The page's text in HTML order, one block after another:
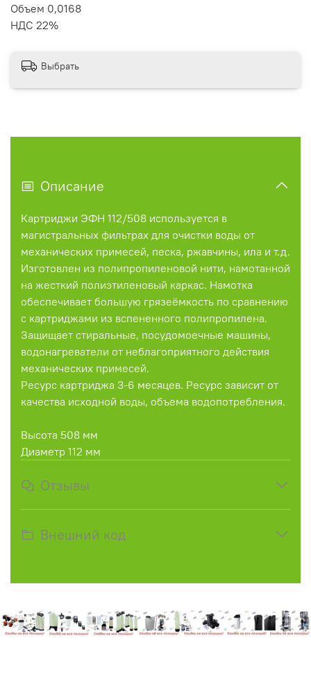
Объем 0,0168
НДС 22%
Выбрать
Описание
Картриджи ЭФН 112/508 используется в
магистральных фильтрах для очистки воды от
механических примесей, песка, ржавчины, ила и т.д.
Изготовлен из полипропиленовой нити, намотанной
на жесткий полиэтиленовый каркас. Намотка
обеспечивает большую грязеёмкость по сравнению
с картриджами из вспененного полипропилена.
Защищает стиральные, посудомоечные машины,
водонагреватели от неблагоприятного действия
механических примесей.
Ресурс картриджа 3-6 месяцев. Ресурс зависит от
качества исходной воды, объема водопотребления.
Высота 508 мм
Диаметр 112 мм
Отзывы
Внешний код